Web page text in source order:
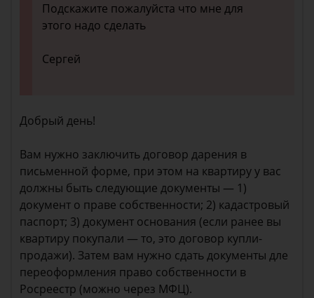
Подскажите пожалуйста что мне для
этого надо сделать
Сергей
Добрый день!
Вам нужно заключить договор дарения в
письменной форме, при этом на квартиру у вас
должны быть следующие документы — 1)
документ о праве собственности; 2) кадастровый
паспорт; 3) документ основания (если ранее вы
квартиру покупали — то, это договор купли-
продажи). Затем вам нужно сдать документы дле
переоформления право собственности в
Росреестр (можно через МФЦ).